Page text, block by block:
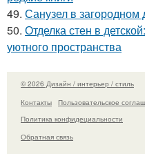
49. Санузел в загородном
50. Отделка стен в
уютного пространства
© 2026 Дизайн / интерьер / стиль
Контакты
Пользовательское
Политика конфидециальности
Обратная связь